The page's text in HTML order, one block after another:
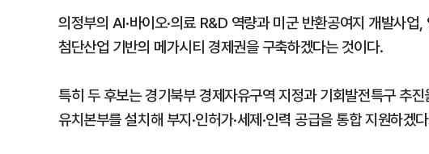
의정부의 AI·바이오·의료 R&D 역량과 미군 반환공여지 개발사업
첨단산업 기반의 메가시티 경제권을 구축하겠다는 것이다.
특히 두 후보는 경기북부 경제자유구역 지정과 기회발전특구 추
유치본부를 설치해 부지·인허가·세제·인력 공급을 통합 지원하겠